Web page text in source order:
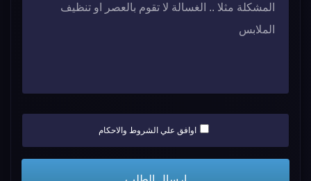
اوافق علي الشروط والاحكام